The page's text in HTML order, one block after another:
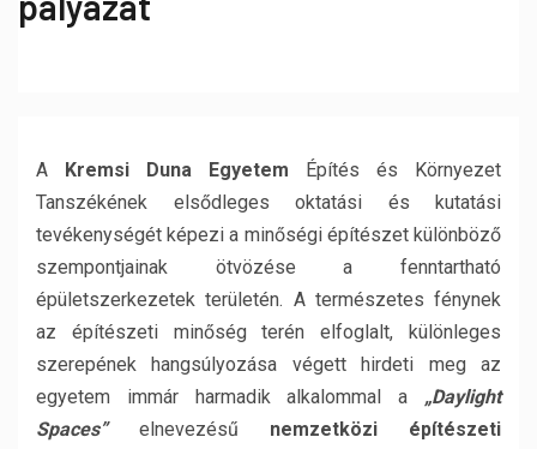
A Kremsi Duna Egyetem Építés és Környezet
Tanszékének elsődleges oktatási és kutatási
tevékenységét képezi a minőségi építészet különböző
szempontjainak ötvözése a fenntartható
épületszerkezetek területén. A természetes fénynek
az építészeti minőség terén elfoglalt, különleges
szerepének hangsúlyozása végett hirdeti meg az
egyetem immár harmadik alkalommal a „Daylight
Spaces”elnevezésű nemzetközi építészeti